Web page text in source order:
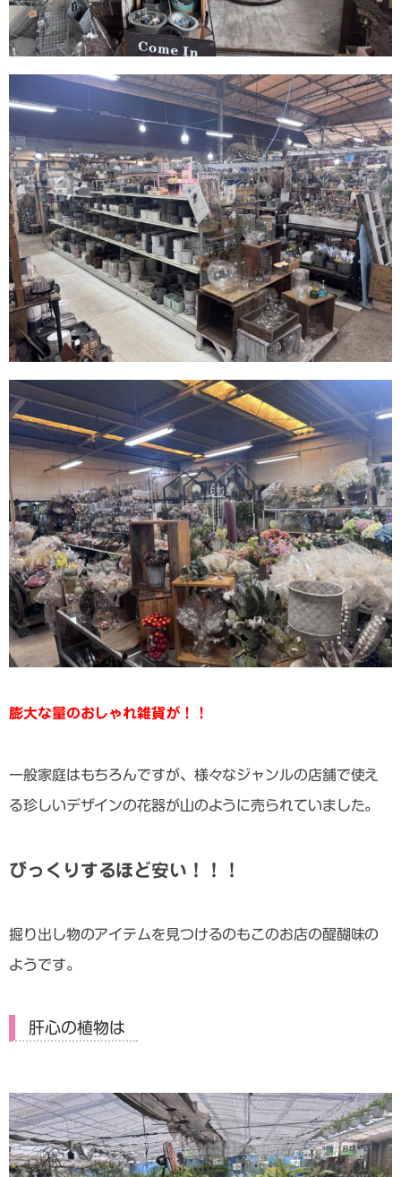
膨大な量のおしゃれ雑貨が！！
一般家庭はもちろんですが、様々なジャンルの店舗で使え
る珍しいデザインの花器が山のように売られていました。
びっくりするほど安い！！！
掘り出し物のアイテムを見つけるのもこのお店の醍醐味の
ようです。
肝心の植物は